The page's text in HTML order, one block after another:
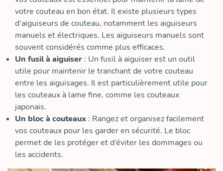
votre couteau en bon état. Il existe plusieurs types
d’aiguiseurs de couteau, notamment les aiguiseurs
manuels et électriques. Les aiguiseurs manuels sont
souvent considérés comme plus efficaces.
Un fusil à aiguiser : Un fusil à aiguiser est un outil
utile pour maintenir le tranchant de votre couteau
entre les aiguisages. Il est particulièrement utile pour
les couteaux à lame fine, comme les couteaux
japonais.
Un bloc à couteaux : Rangez et organisez facilement
vos couteaux pour les garder en sécurité. Le bloc
permet de les protéger et d’éviter les dommages ou
les accidents.